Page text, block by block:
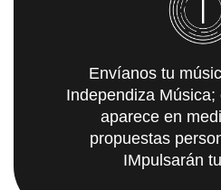
Envíanos tu
Independiza
aparece en
propuestas
IMpulsarán